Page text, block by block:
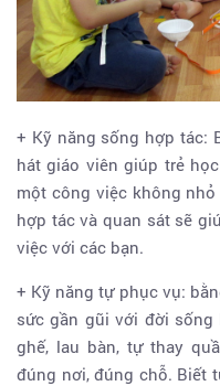
+ Kỹ năng sống hợp tác:
hát giáo viên giúp trẻ
một công việc không
hợp tác và quan sát sẽ
việc với các bạn.
+ Kỹ năng tự phục vụ:
sức gần gũi với đời sống
ghế, lau bàn, tự thay
đúng nơi, đúng chỗ. Biết